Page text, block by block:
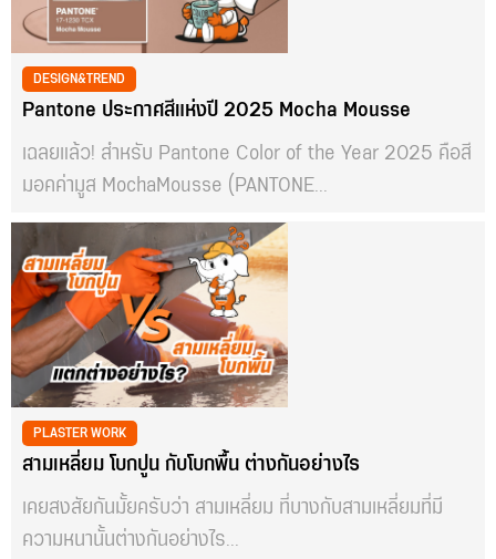
DESIGN&TREND
Pantone ประกาศสีแห่งปี 2025 Mocha Mousse
เฉลยแล้ว! สำหรับ Pantone Color of the Year 2025 คือสี
มอคค่ามูส MochaMousse (PANTONE...
PLASTER WORK
สามเหลี่ยม โบกปูน กับโบกพื้น ต่างกันอย่างไร
เคยสงสัยกันมั้ยครับว่า สามเหลี่ยม ที่บางกับสามเหลี่ยมที่มี
ความหนานั้นต่างกันอย่างไร...